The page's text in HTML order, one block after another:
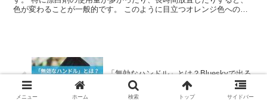
色が変わることが一般的です。 このように目立つオレンジ色への変
「無効なハンドル」とは？Blueskyで出る
エラーの理由と今すぐできる対処法
メニュー ホーム 検索 トップ サイドバー